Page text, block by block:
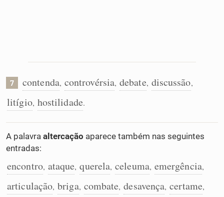
7 contenda, controvérsia, debate, discussão,
litígio, hostilidade.
A palavra altercação aparece também nas seguintes
entradas:
encontro, ataque, querela, celeuma, emergência,
articulação, briga, combate, desavença, certame,